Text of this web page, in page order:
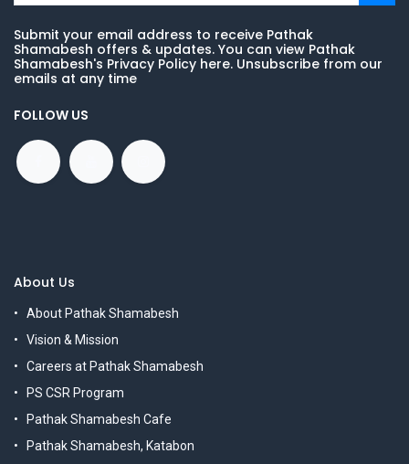
Submit your email address to receive Pathak
Shamabesh offers & updates. You can view Pathak
Shamabesh's Privacy Policy here. Unsubscribe from our
emails at any time
FOLLOW US
About Us
About Pathak Shamabesh
Vision & Mission
Careers at Pathak Shamabesh
PS CSR Program
Pathak Shamabesh Cafe
Pathak Shamabesh, Katabon